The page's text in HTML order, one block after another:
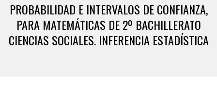
Menu
PROBABILIDAD E INTERVALOS DE CONFIANZA,
PARA MATEMÁTICAS DE 2º BACHILLERATO
CIENCIAS SOCIALES. INFERENCIA ESTADÍSTICA